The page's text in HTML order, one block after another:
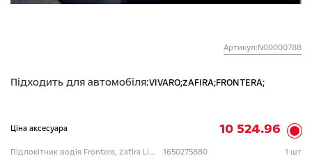
Артикул:N00000788
Підходить для автомобіля:VIVARO;ZAFIRA;FRONTERA;
Ціна аксесуара 10 524.96
Підлокітник водія Frontera, Zafira Life 1650275880 1 шт